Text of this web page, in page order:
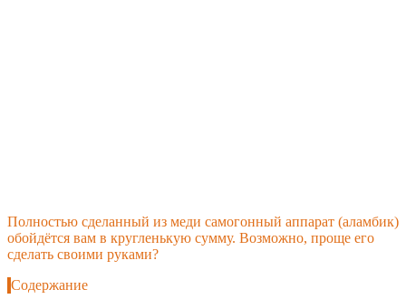
Полностью сделанный из меди самогонный аппарат (аламбик)
обойдётся вам в кругленькую сумму. Возможно, проще его
сделать своими руками?
Содержание